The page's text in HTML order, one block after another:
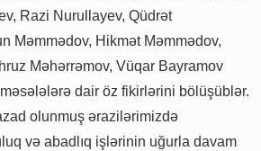
Razi Nurullayev, Qüdrət
Məmmədov, Hikmət Məmmədov,
Məhərrəmov, Vüqar Bayramov
dair öz fikirlərini bölüşüblər.
olunmuş ərazilərimizdə
və abadlıq işlərinin uğurla davam